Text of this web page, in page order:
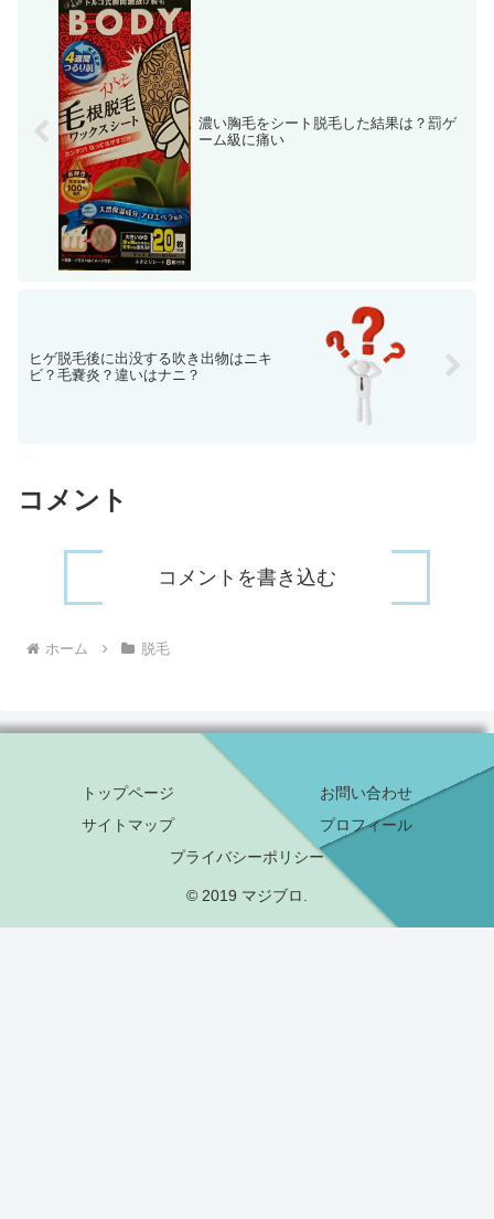
濃い胸毛をシート脱毛した結果は？罰ゲ
ーム級に痛い
ヒゲ脱毛後に出没する吹き出物はニキ
ビ？毛嚢炎？違いはナニ？
コメント
コメントを書き込む
ホーム 脱毛
トップページ
お問い合わせ
サイトマップ
プロフィール
プライバシーポリシー
© 2019 マジブロ.